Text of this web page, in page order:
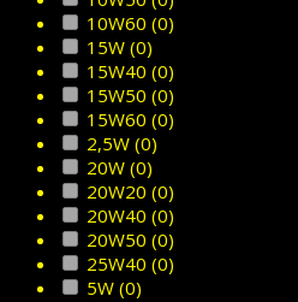
10W60 (0)
15W (0)
15W40 (0)
15W50 (0)
15W60 (0)
2,5W (0)
20W (0)
20W20 (0)
20W40 (0)
20W50 (0)
25W40 (0)
5W (0)